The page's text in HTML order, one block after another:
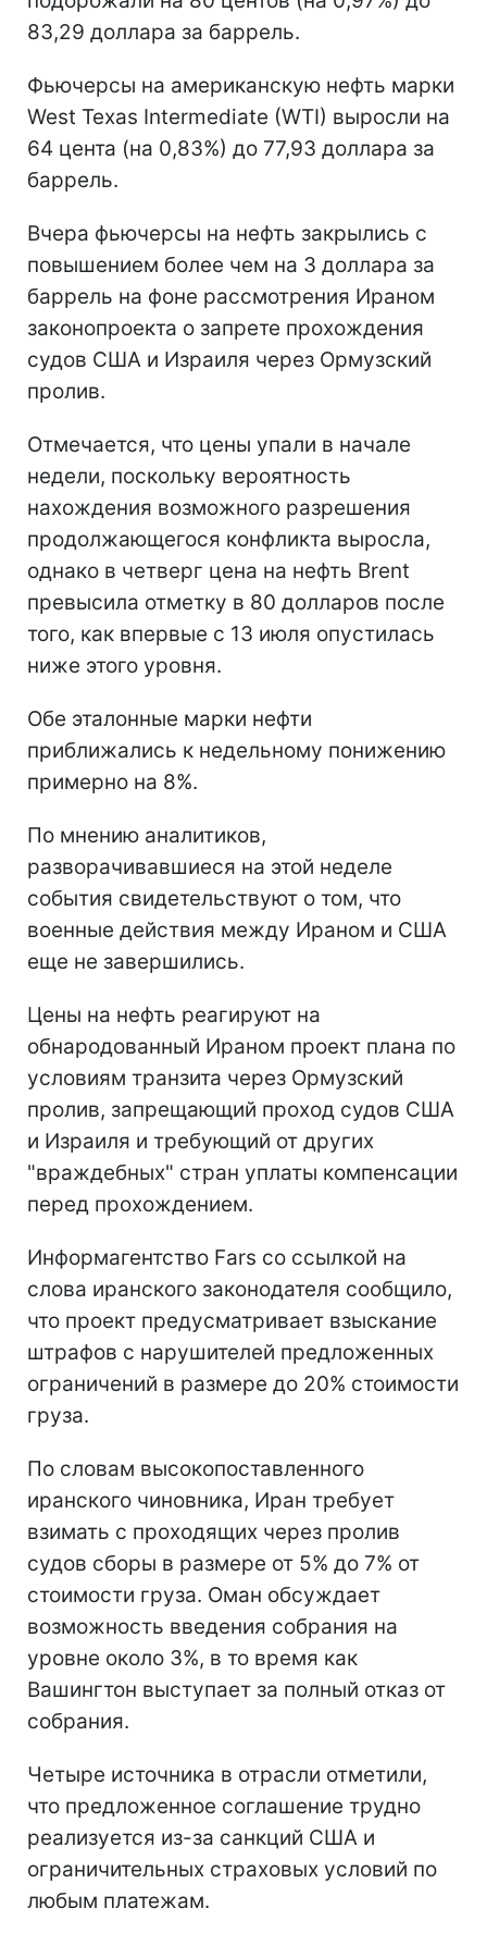
83,29 доллара за баррель.
Фьючерсы на американскую нефть марки
West Texas Intermediate (WTI) выросли на
64 цента (на 0,83%) до 77,93 доллара за
баррель.
Вчера фьючерсы на нефть закрылись с
повышением более чем на 3 доллара за
баррель на фоне рассмотрения Ираном
законопроекта о запрете прохождения
судов США и Израиля через Ормузский
пролив.
Отмечается, что цены упали в начале
недели, поскольку вероятность
нахождения возможного разрешения
продолжающегося конфликта выросла,
однако в четверг цена на нефть Brent
превысила отметку в 80 долларов после
того, как впервые с 13 июля опустилась
ниже этого уровня.
Обе эталонные марки нефти
приближались к недельному понижению
примерно на 8%.
По мнению аналитиков,
разворачивавшиеся на этой неделе
события свидетельствуют о том, что
военные действия между Ираном и США
еще не завершились.
Цены на нефть реагируют на
обнародованный Ираном проект плана по
условиям транзита через Ормузский
пролив, запрещающий проход судов США
и Израиля и требующий от других
"враждебных" стран уплаты компенсации
перед прохождением.
Информагентство Fars со ссылкой на
слова иранского законодателя сообщило,
что проект предусматривает взыскание
штрафов с нарушителей предложенных
ограничений в размере до 20% стоимости
груза.
По словам высокопоставленного
иранского чиновника, Иран требует
взимать с проходящих через пролив
судов сборы в размере от 5% до 7% от
стоимости груза. Оман обсуждает
возможность введения собрания на
уровне около 3%, в то время как
Вашингтон выступает за полный отказ от
собрания.
Четыре источника в отрасли отметили,
что предложенное соглашение трудно
реализуется из-за санкций США и
ограничительных страховых условий по
любым платежам.